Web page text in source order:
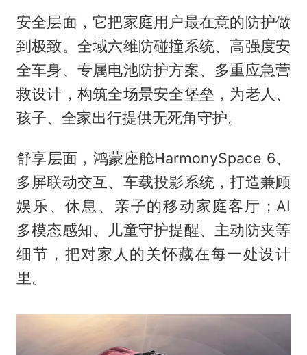
安全层面，它把家庭用户最在意的防护做
到极致。全域六维防碰撞系统、高强度安
全车身、专属电池防护方案、多重应急营
救设计，构筑全场景安全堡垒，为老人、
孩子、全家出行提供无死角守护。
舒享层面，鸿蒙座舱HarmonySpace 6、
多屏联动交互、车载投影系统，打造兼顾
娱乐、休息、亲子的移动家庭客厅；AI
多模态感知、儿童守护提醒、主动防夹等
细节，把对家人的关怀藏在每一处设计
里。